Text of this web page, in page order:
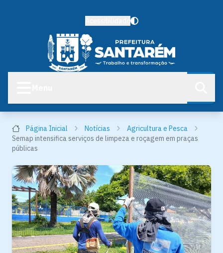
Página Inicial Notícias
Agricultura e Pesca
Semap intensifica serviços de limpeza e roçagem em praças
públicas